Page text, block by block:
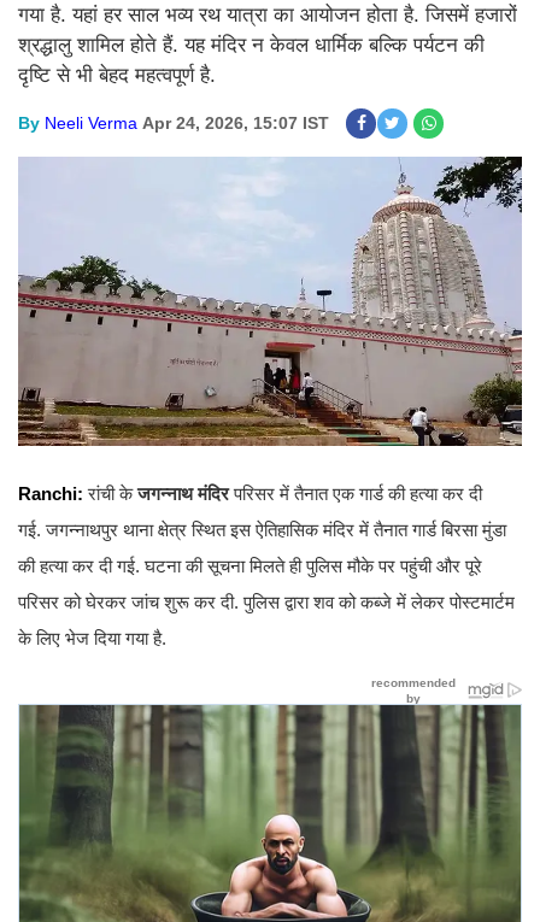
गया है. यहां हर साल भव्य रथ यात्रा का आयोजन होता है. जिसमें हजारों
श्रद्धालु शामिल होते हैं. यह मंदिर न केवल धार्मिक बल्कि पर्यटन की
दृष्टि से भी बेहद महत्वपूर्ण है.
By Neeli Verma Apr 24, 2026, 15:07 IST
Ranchi:रांची केजगन्नाथ मंदिरपरिसर में तैनात एक गार्ड की हत्या कर दी
गई. जगन्नाथपुर थाना क्षेत्र स्थित इस ऐतिहासिक मंदिर में तैनात गार्ड बिरसा मुंडा
की हत्या कर दी गई. घटना की सूचना मिलते ही पुलिस मौके पर पहुंची और पूरे
परिसर को घेरकर जांच शुरू कर दी. पुलिस द्वारा शव को कब्जे में लेकर पोस्टमार्टम
के लिए भेज दिया गया है.